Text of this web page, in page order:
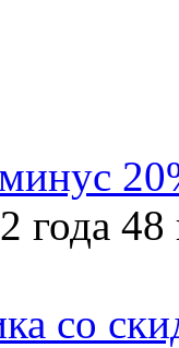
2 года 48
со